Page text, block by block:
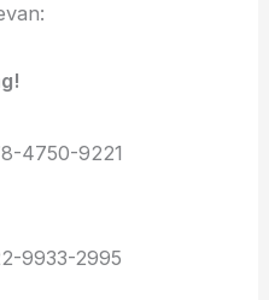
4750-9221
9933-2995